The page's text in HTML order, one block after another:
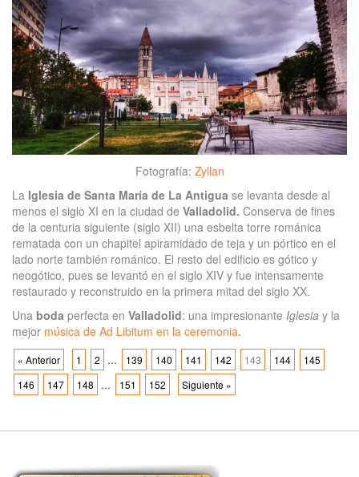
Fotografía: Zyllan
La Iglesia de Santa María de La Antigua se levanta desde al
menos el siglo XI en la ciudad de Valladolid. Conserva de fines
de la centuria siguiente (siglo XII) una esbelta torre románica
rematada con un chapitel apiramidado de teja y un pórtico en el
lado norte también románico. El resto del edificio es gótico y
neogótico, pues se levantó en el siglo XIV y fue intensamente
restaurado y reconstruido en la primera mitad del siglo XX.
Una boda perfecta en Valladolid: una impresionante Iglesia y la
mejor música de Ad Libitum en la ceremonia.
« Anterior 1 2 ... 139 140 141 142 143 144
145
146
147 148 ... 151 152 Siguiente »